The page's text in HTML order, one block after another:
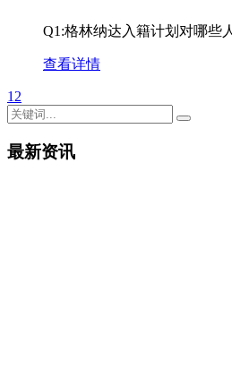
Q1:格林纳达入籍计划对哪些
查看详情
1 2
最新资讯